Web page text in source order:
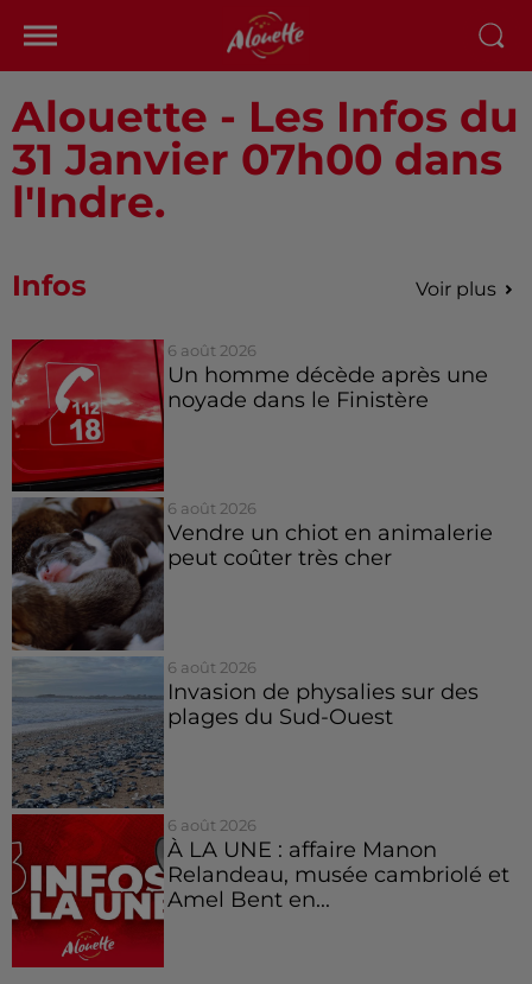
Alouette - Les Infos du
31 Janvier 07h00 dans
l'Indre.
Infos Voir plus
6 août 2026
Un homme décède après une
noyade dans le Finistère
6 août 2026
Vendre un chiot en animalerie
peut coûter très cher
6 août 2026
Invasion de physalies sur des
plages du Sud-Ouest
6 août 2026
À LA UNE : affaire Manon
Relandeau, musée cambriolé et
Amel Bent en...